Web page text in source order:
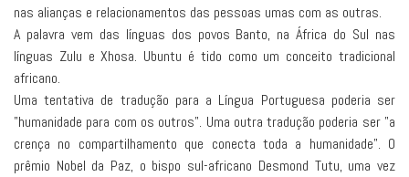
nas alianças e relacionamentos das pessoas umas com as outras.
A palavra vem das línguas dos povos Banto, na África do Sul nas
línguas Zulu e Xhosa. Ubuntu é tido como um conceito tradicional
africano.
Uma tentativa de tradução para a Língua Portuguesa poderia ser
"humanidade para com os outros". Uma outra tradução poderia ser "a
crença no compartilhamento que conecta toda a humanidade". O
prêmio Nobel da Paz, o bispo sul-africano Desmond Tutu, uma vez